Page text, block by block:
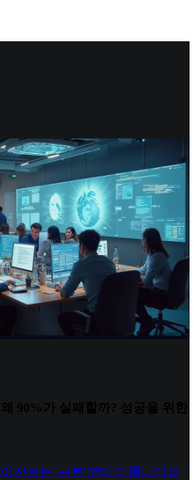
90%가 실패할까? 성공을 위한
전트는 '근본'부터 다릅니다실